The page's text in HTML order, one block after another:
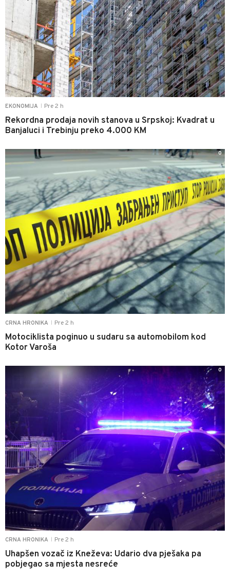
EKONOMIJA Pre 2 h
Rekordna prodaja novih stanova u Srpskoj: Kvadrat u
Banjaluci i Trebinju preko 4.000 KM
CRNA HRONIKA Pre 2 h
Motociklista poginuo u sudaru sa automobilom kod
Kotor Varoša
0
CRNA HRONIKA Pre 2 h
Uhapšen vozač iz Kneževa: Udario dva pješaka pa
pobjegao sa mjesta nesreće
0